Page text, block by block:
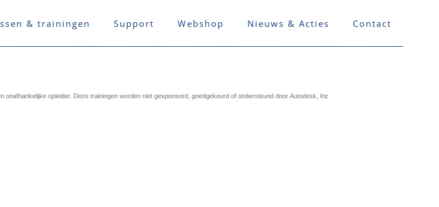
& trainingen Support Webshop Nieuws & Acties Contact
opleider. Deze trainingen worden niet gesponsord, goedgekeurd of ondersteund door Autodesk, Inc